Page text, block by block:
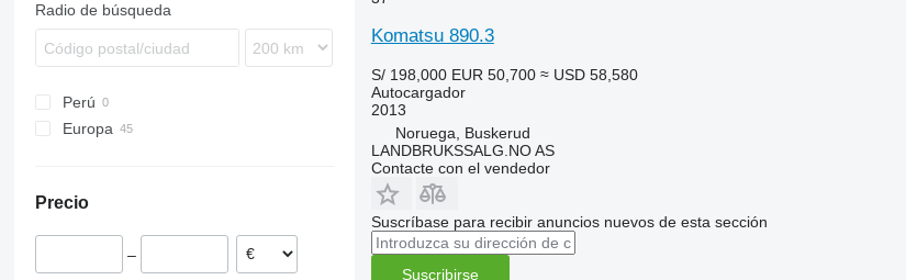
Radio de búsqueda
Perú
Europa
Finlandia
Rumanía
Precio
–
Komatsu 890.3
S/ 198,000 EUR 50,700 ≈ USD 58,580
Autocargador
2013
Noruega, Buskerud
LANDBRUKSSALG.NO AS
Contacte con el vendedor
Suscríbase para recibir anuncios nuevos de esta sección
Suscribirse